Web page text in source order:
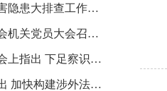
孙大伟到南宁督导检查地质灾害隐患大排查工作时强调 筑牢地质灾害安全防线 全力保障人民群众生命财产安全
中共政协广西壮族自治区委员会机关党员大会召开 选举产生新一届机关党委、机关纪委
孙大伟在自治区政协专题协商会上指出 下足察识谋督之功 恪尽服务大局之责 助推有色金属、关键金属产业高质量发展
巫家世在南宁、北海调研时提出 加快构建涉外法律供给集群 护航向海经济高质量发展